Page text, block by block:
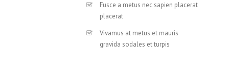
Fusce a metus nec sapien placerat
placerat
Vivamus at metus et mauris
gravida sodales et turpis